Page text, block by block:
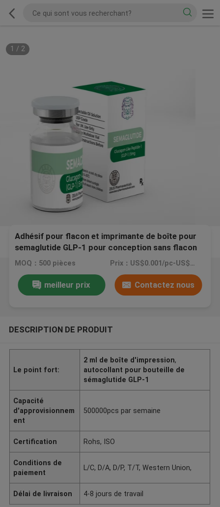
1 / 2
Adhésif pour flacon et imprimante de boîte pour
semaglutide GLP-1 pour conception sans flacon
injectable de 2 ml
MOQ：500 pièces Prix：US$0.001/pc-US$0.4/pc
meilleur prix Contactez nous
DESCRIPTION DE PRODUIT
Le point fort:
2 ml de boîte d'impression,
autocollant pour bouteille de
sémaglutide GLP-1
Capacité
d'approvisionnem
ent
500000pcs par semaine
Certification Rohs, ISO
Conditions de
paiement
L/C, D/A, D/P, T/T, Western Union,
Délai de livraison 4-8 jours de travail